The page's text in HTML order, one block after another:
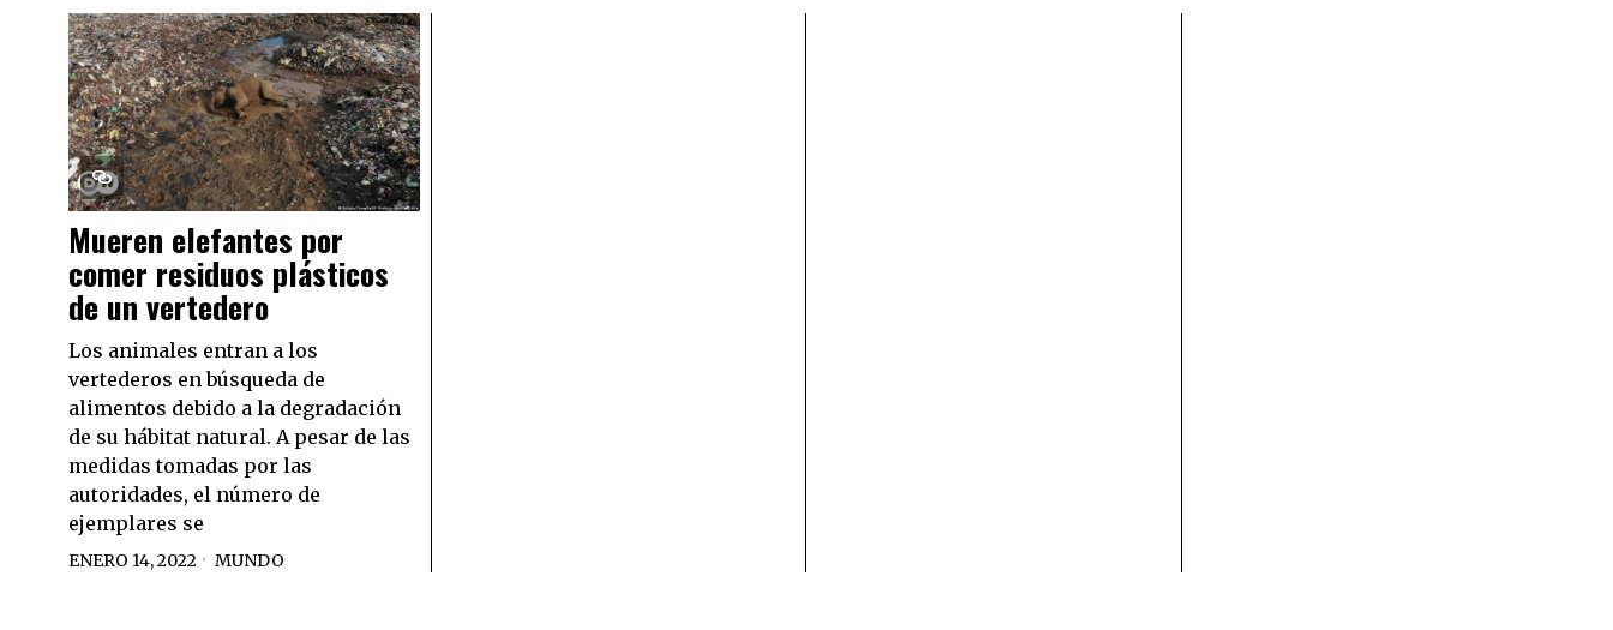
Mueren elefantes por
comer residuos plásticos
de un vertedero
Los animales entran a los
vertederos en búsqueda de
alimentos debido a la degradación
de su hábitat natural. A pesar de las
medidas tomadas por las
autoridades, el número de
ejemplares se
ENERO 14, 2022 MUNDO